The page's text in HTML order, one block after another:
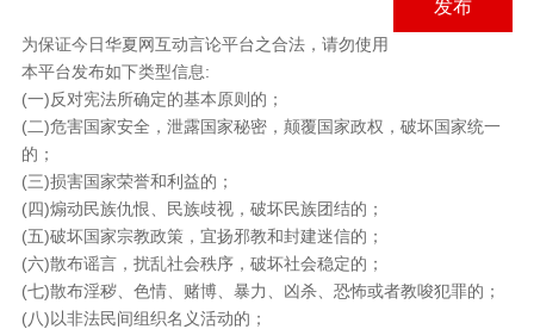
发布
为保证今日华夏网互动言论平台之合法，请勿使用
本平台发布如下类型信息:
(一)反对宪法所确定的基本原则的；
(二)危害国家安全，泄露国家秘密，颠覆国家政权，破坏国家统一
的；
(三)损害国家荣誉和利益的；
(四)煽动民族仇恨、民族歧视，破坏民族团结的；
(五)破坏国家宗教政策，宜扬邪教和封建迷信的；
(六)散布谣言，扰乱社会秩序，破坏社会稳定的；
(七)散布淫秽、色情、赌博、暴力、凶杀、恐怖或者教唆犯罪的；
(八)以非法民间组织名义活动的；